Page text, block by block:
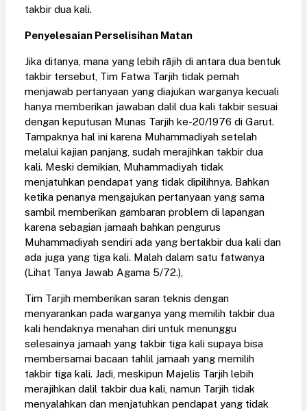
takbir dua kali.
Penyelesaian Perselisihan Matan
Jika ditanya, mana yang lebih rājiḥ di antara dua bentuk
takbir tersebut, Tim Fatwa Tarjih tidak pernah
menjawab pertanyaan yang diajukan warganya kecuali
hanya memberikan jawaban dalil dua kali takbir sesuai
dengan keputusan Munas Tarjih ke-20/1976 di Garut.
Tampaknya hal ini karena Muhammadiyah setelah
melalui kajian panjang, sudah merajihkan takbir dua
kali. Meski demikian, Muhammadiyah tidak
menjatuhkan pendapat yang tidak dipilihnya. Bahkan
ketika penanya mengajukan pertanyaan yang sama
sambil memberikan gambaran problem di lapangan
karena sebagian jamaah bahkan pengurus
Muhammadiyah sendiri ada yang bertakbir dua kali dan
ada juga yang tiga kali. Malah dalam satu fatwanya
(Lihat Tanya Jawab Agama 5/72.),
Tim Tarjih memberikan saran teknis dengan
menyarankan pada warganya yang memilih takbir dua
kali hendaknya menahan diri untuk menunggu
selesainya jamaah yang takbir tiga kali supaya bisa
membersamai bacaan tahlil jamaah yang memilih
takbir tiga kali. Jadi, meskipun Majelis Tarjih lebih
merajihkan dalil takbir dua kali, namun Tarjih tidak
menyalahkan dan menjatuhkan pendapat yang tidak